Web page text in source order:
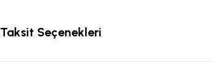
Taksit Seçenekleri